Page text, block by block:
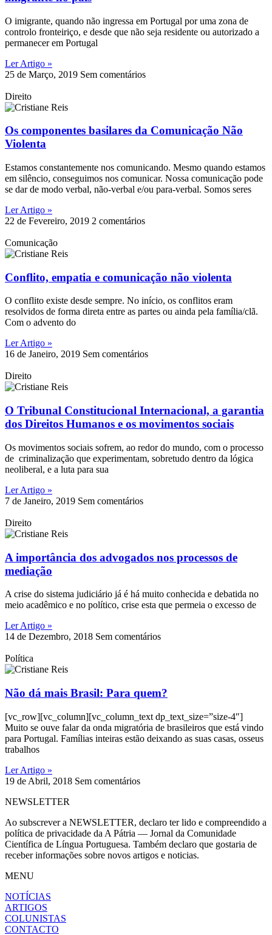
O imigrante, quando não ingressa em Portugal por uma zona de
controlo fronteiriço, e desde que não seja residente ou autorizado a
permanecer em Portugal
Ler Artigo »
25 de Março, 2019 Sem comentários
Direito
Os componentes basilares da Comunicação Não
Violenta
Estamos constantemente nos comunicando. Mesmo quando estamos
em silêncio, conseguimos nos comunicar. Nossa comunicação pode
se dar de modo verbal, não-verbal e/ou para-verbal. Somos seres
Ler Artigo »
22 de Fevereiro, 2019 2 comentários
Comunicação
Conflito, empatia e comunicação não violenta
O conflito existe desde sempre. No início, os conflitos eram
resolvidos de forma direta entre as partes ou ainda pela família/clã.
Com o advento do
Ler Artigo »
16 de Janeiro, 2019 Sem comentários
Direito
O Tribunal Constitucional Internacional, a garantia
dos Direitos Humanos e os movimentos sociais
Os movimentos sociais sofrem, ao redor do mundo, com o processo
de criminalização que experimentam, sobretudo dentro da lógica
neoliberal, e a luta para sua
Ler Artigo »
7 de Janeiro, 2019 Sem comentários
Direito
A importância dos advogados nos processos de
mediação
A crise do sistema judiciário já é há muito conhecida e debatida no
meio acadêmico e no político, crise esta que permeia o excesso de
Ler Artigo »
14 de Dezembro, 2018 Sem comentários
Política
Não dá mais Brasil: Para quem?
[vc_row][vc_column][vc_column_text dp_text_size=”size-4″]
Muito se ouve falar da onda migratória de brasileiros que está vindo
para Portugal. Famílias inteiras estão deixando as suas casas, osseus
trabalhos
Ler Artigo »
19 de Abril, 2018 Sem comentários
NEWSLETTER
Ao subscrever a NEWSLETTER, declaro ter lido e compreendido a
política de privacidade da A Pátria — Jornal da Comunidade
Científica de Língua Portuguesa. Também declaro que gostaria de
receber informações sobre novos artigos e noticias.
MENU
NOTÍCIAS
ARTIGOS
COLUNISTAS
CONTACTO